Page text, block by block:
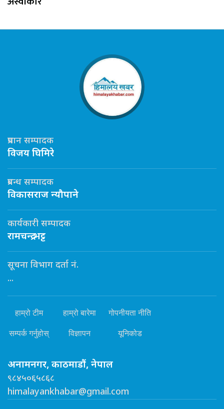
प्रधान सम्पादक
विजय घिमिरे
प्रबन्ध सम्पादक
विकासराज न्यौपाने
कार्यकारी सम्पादक
रामचन्द्र भट्ट
सूचना विभाग दर्ता नं.
...
हाम्रो टीम हाम्रो बारेमा गोपनीयता नीति
सम्पर्क गर्नुहोस् विज्ञापन यूनिकोड
अनामनगर, काठमाडौं, नेपाल
९८४५०६५८६८
himalayankhabar@gmail.com